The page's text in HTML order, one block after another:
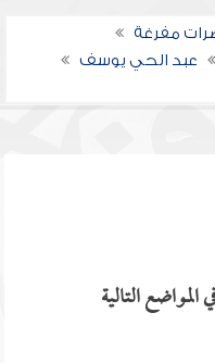
مفرغة
عبد الحي يوسف
التالية